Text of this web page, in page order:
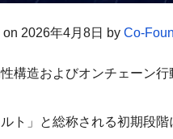
on 2026年4月8日 by Co-
構造およびオンチェーン
ルト」と総称される初期段